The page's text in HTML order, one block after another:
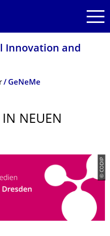
Innovation and
GeNeMe
IN NEUEN
© CODIP